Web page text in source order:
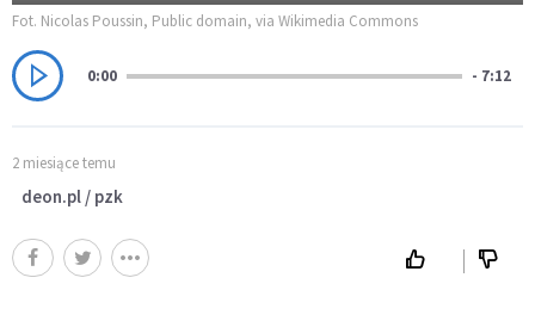
Fot. Nicolas Poussin, Public domain, via Wikimedia Commons
0:00 - 7:12
2 miesiące temu
deon.pl / pzk